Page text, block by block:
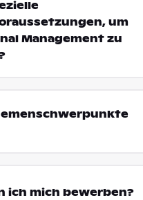
um
Management zu
ich mich bewerben?